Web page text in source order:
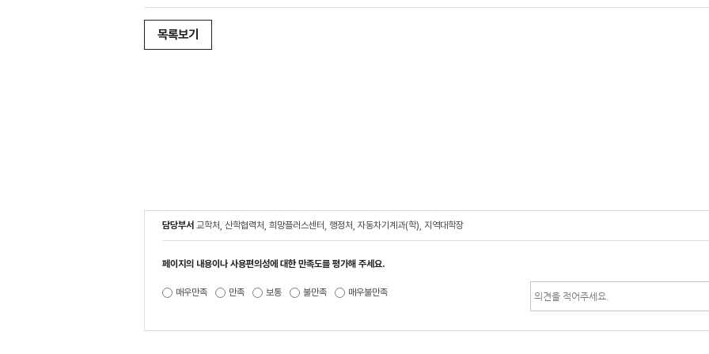
목록보기
담당부서 교학처, 산학협력처, 희망플러스센터, 행정처, 자동차기계과(학), 지역대학장
페이지의 내용이나 사용편의성에 대한 만족도를 평가해 주세요.
매우만족 만족 보통 불만족 매우불만족